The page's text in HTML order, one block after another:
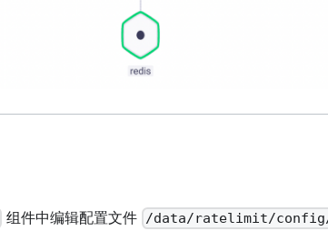
组件中编辑配置文件 /data/ratelimit/